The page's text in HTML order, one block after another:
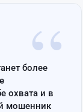
“
более
охвата и в
мошенник